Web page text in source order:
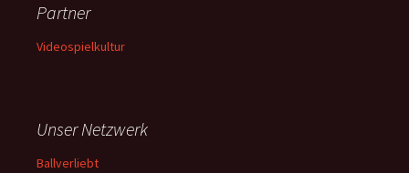
Partner
Videospielkultur
Unser Netzwerk
Ballverliebt